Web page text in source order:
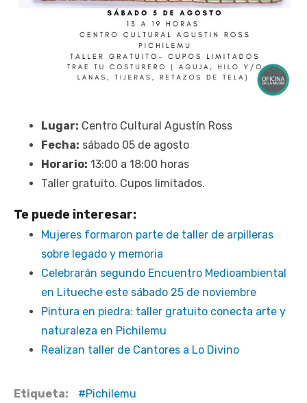
Lugar: Centro Cultural Agustín Ross
Fecha: sábado 05 de agosto
Horario: 13:00 a 18:00 horas
Taller gratuito. Cupos limitados.
Te puede interesar:
Mujeres formaron parte de taller de arpilleras
sobre legado y memoria
Celebrarán segundo Encuentro Medioambiental
en Litueche este sábado 25 de noviembre
Pintura en piedra: taller gratuito conecta arte y
naturaleza en Pichilemu
Realizan taller de Cantores a Lo Divino
Etiqueta: Pichilemu